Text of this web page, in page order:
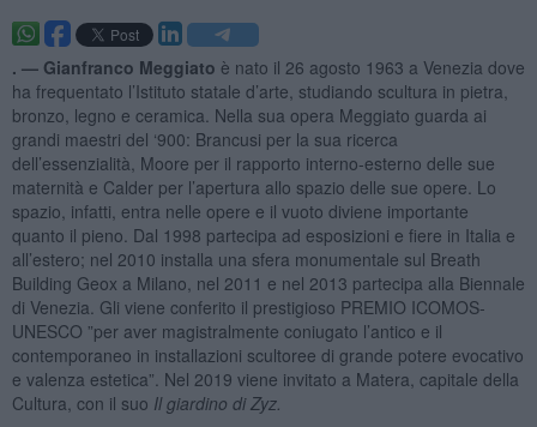
. — Gianfranco Meggiato è nato il 26 agosto 1963 a Venezia dove
ha frequentato l’Istituto statale d’arte, studiando scultura in pietra,
bronzo, legno e ceramica. Nella sua opera Meggiato guarda ai
grandi maestri del ‘900: Brancusi per la sua ricerca
dell’essenzialità, Moore per il rapporto interno-esterno delle sue
maternità e Calder per l’apertura allo spazio delle sue opere. Lo
spazio, infatti, entra nelle opere e il vuoto diviene importante
quanto il pieno. Dal 1998 partecipa ad esposizioni e fiere in Italia e
all’estero; nel 2010 installa una sfera monumentale sul Breath
Building Geox a Milano, nel 2011 e nel 2013 partecipa alla Biennale
di Venezia. Gli viene conferito il prestigioso PREMIO ICOMOS-
UNESCO ”per aver magistralmente coniugato l’antico e il
contemporaneo in installazioni scultoree di grande potere evocativo
e valenza estetica”. Nel 2019 viene invitato a Matera, capitale della
Cultura, con il suo Il giardino di Zyz.